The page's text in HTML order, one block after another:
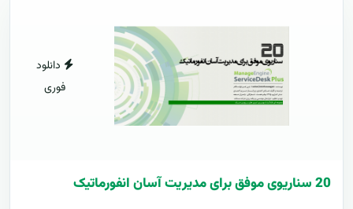
دانلود
فوری
20 سناریوی موفق برای مدیریت آسان انفورماتیک